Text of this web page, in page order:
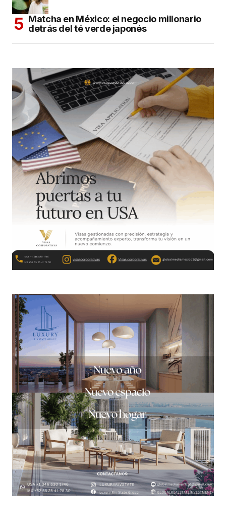
Matcha en México: el negocio millonario
detrás del té verde japonés